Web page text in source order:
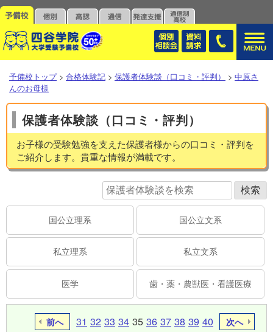
予備校トップ > 合格体験記 > 保護者体験談（口コミ・評判） > 中原さ
んのお母様
保護者体験談（口コミ・評判）
お子様の受験勉強を支えた保護者様からの口コミ・評判を
ご紹介します。貴重な情報が満載です。
国公立理系 国公立文系
私立理系 私立文系
医学 歯・薬・農獣医・看護医療
前へ 31 32 33 34 35 36 37 38 39 40 次へ